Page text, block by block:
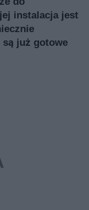
instalacja jest
są już gotowe